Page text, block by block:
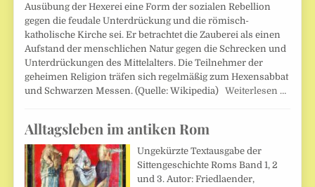
Ausübung der Hexerei eine Form der sozialen Rebellion
gegen die feudale Unterdrückung und die römisch-
katholische Kirche sei. Er betrachtet die Zauberei als einen
Aufstand der menschlichen Natur gegen die Schrecken und
Unterdrückungen des Mittelalters. Die Teilnehmer der
geheimen Religion träfen sich regelmäßig zum Hexensabbat
und Schwarzen Messen. (Quelle: Wikipedia)Weiterlesen …
Alltagsleben im antiken Rom
Ungekürzte Textausgabe der
Sittengeschichte Roms Band 1, 2
und 3. Autor: Friedlaender,